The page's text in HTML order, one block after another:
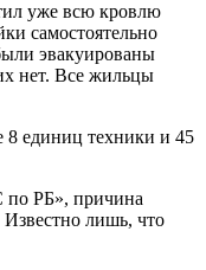
уже всю кровлю
самостоятельно
эвакуированы
нет. Все жильцы
единиц техники и 45
РБ», причина
Известно лишь, что